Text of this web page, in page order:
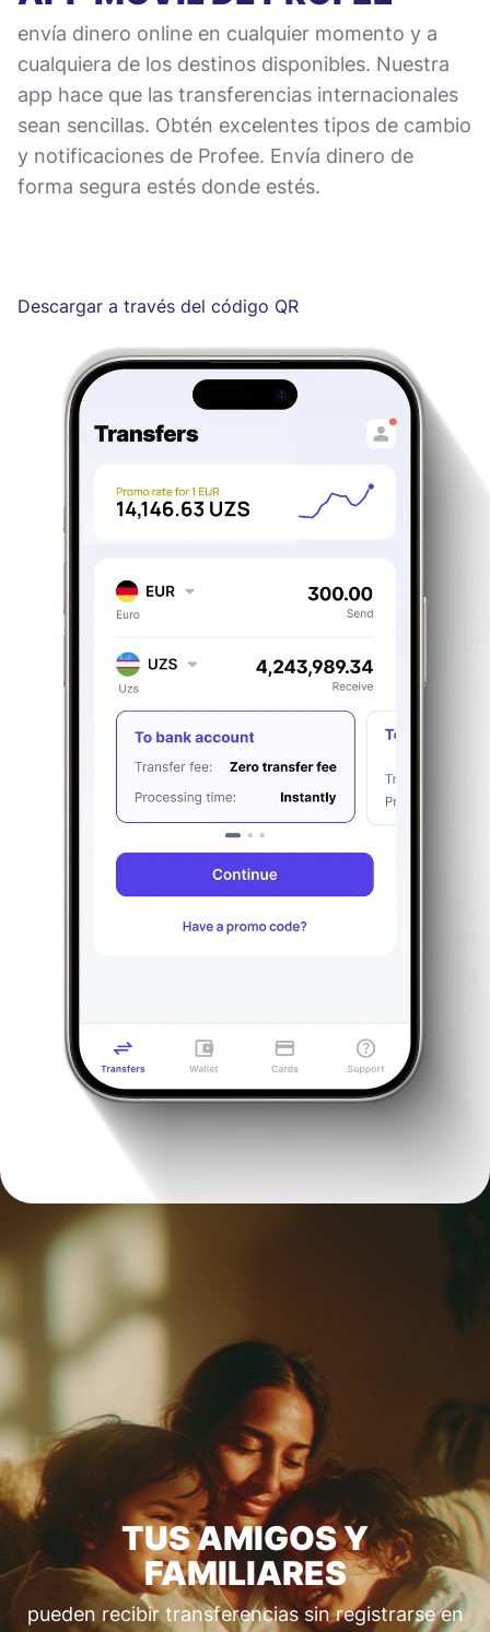
envía dinero online en cualquier momento y a
cualquiera de los destinos disponibles. Nuestra
app hace que las transferencias internacionales
sean sencillas. Obtén excelentes tipos de cambio
y notificaciones de Profee. Envía dinero de
forma segura estés donde estés.
Descargar a través del código QR
TUS AMIGOS Y
FAMILIARES
pueden recibir transferencias sin registrarse en